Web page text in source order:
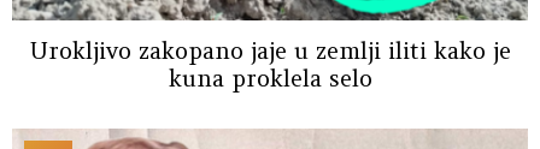
Urokljivo zakopano jaje u zemlji iliti kako je
kuna proklela selo